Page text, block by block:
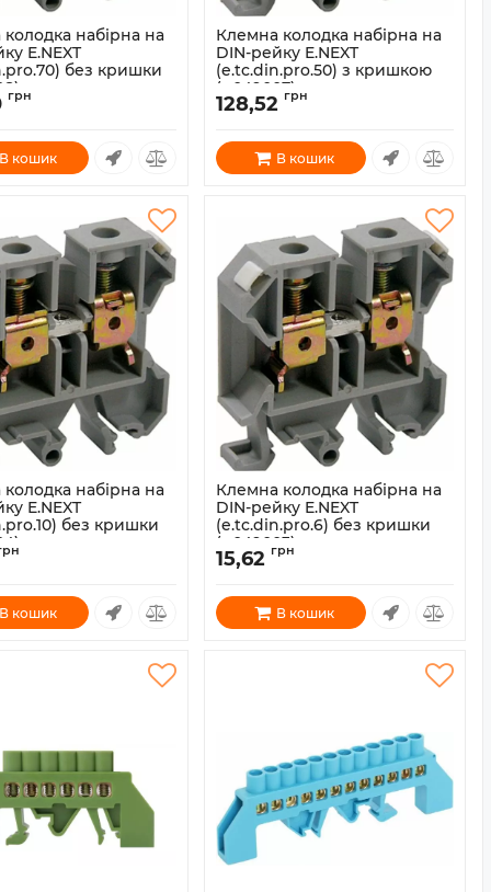
набірна на
E.NEXT
без кришки
грн
В кошик
Клемна колодка набірна на
DIN-рейку E.NEXT
(e.tc.din.pro.50) з кришкою
(p049007)
Артикул: p049007
128,52 грн
В кошик
набірна на
E.NEXT
без кришки
В кошик
Клемна колодка набірна на
DIN-рейку E.NEXT
(e.tc.din.pro.6) без кришки
(p049003)
Артикул:
15,62 грн
В кошик